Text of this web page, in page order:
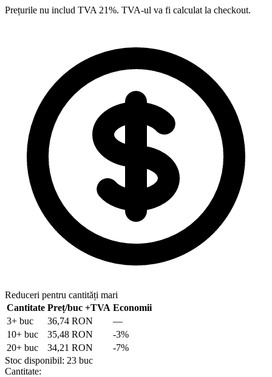
Prețurile nu includ TVA 21%. TVA-ul va fi calculat la checkout.
Reduceri pentru cantități mari
Cantitate Preț/buc +TVA Economii
3+ buc 36,74 RON
—
10+ buc 35,48 RON -3%
20+ buc 34,21 RON -7%
Stoc disponibil: 23 buc
Cantitate: